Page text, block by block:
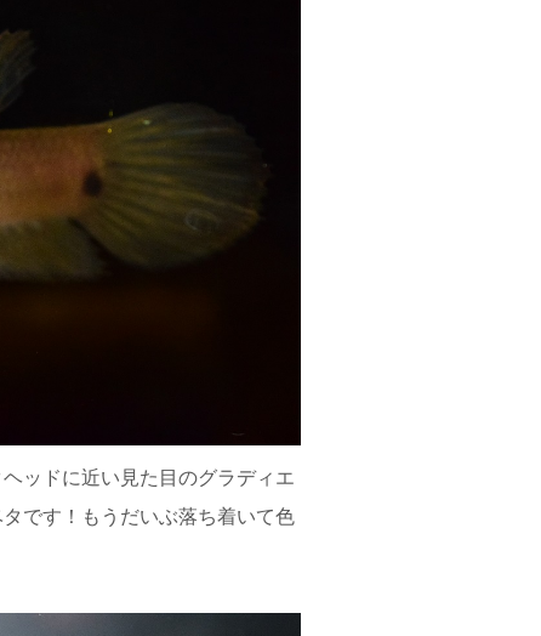
ッドに近い見た目のグラディエ
です！もうだいぶ落ち着いて色